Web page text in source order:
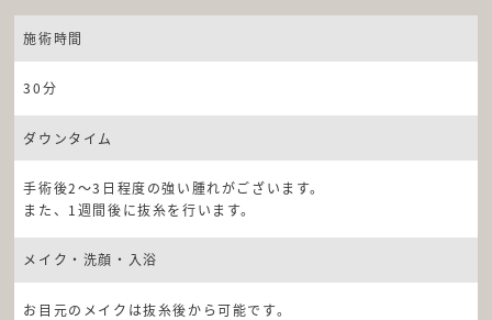
施術時間
30分
ダウンタイム
手術後2〜3日程度の強い腫れがございます。
また、1週間後に抜糸を行います。
メイク・洗顔・入浴
お目元のメイクは抜糸後から可能です。